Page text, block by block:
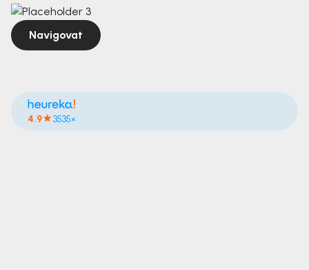
Navigovat
4.9 3535×